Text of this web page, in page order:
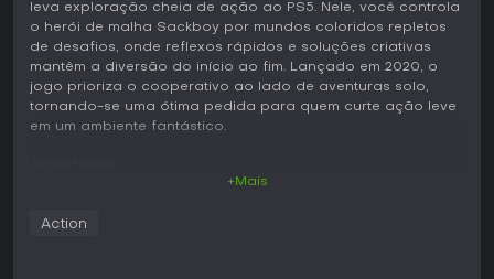
leva exploração cheia de ação ao PS5. Nele, você controla
o herói de malha Sackboy por mundos coloridos repletos
de desafios, onde reflexos rápidos e soluções criativas
mantêm a diversão do início ao fim. Lançado em 2020, o
jogo prioriza o cooperativo ao lado de aventuras solo,
tornando-se uma ótima pedida para quem curte ação leve
em um ambiente fantástico.
+Mais
Action